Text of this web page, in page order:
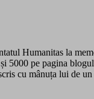
Humanitas la
pe pagina
cu mânuța lui de